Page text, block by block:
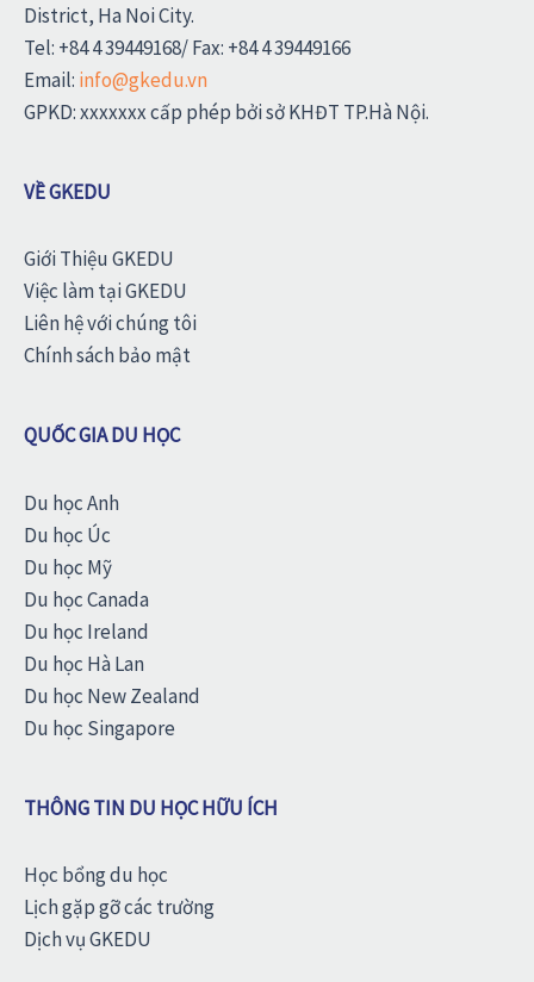
District, Ha Noi City.
Tel: +84 4 39449168/ Fax: +84 4 39449166
Email: info@gkedu.vn
GPKD: xxxxxxx cấp phép bởi sở KHĐT TP.Hà Nội.
VỀ GKEDU
Giới Thiệu GKEDU
Việc làm tại GKEDU
Liên hệ với chúng tôi
Chính sách bảo mật
QUỐC GIA DU HỌC
Du học Anh
Du học Úc
Du học Mỹ
Du học Canada
Du học Ireland
Du học Hà Lan
Du học New Zealand
Du học Singapore
THÔNG TIN DU HỌC HỮU ÍCH
Học bổng du học
Lịch gặp gỡ các trường
Dịch vụ GKEDU